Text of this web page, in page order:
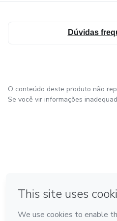
Dúvidas
O conteúdo deste produto não
Se você vir informações
Feito com ❤ na Cidade do